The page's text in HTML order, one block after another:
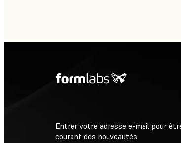
Entrer votre adresse e-mail pour
courant des nouveautés